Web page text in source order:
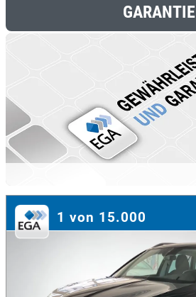
GARANTIE
1 von 15.000